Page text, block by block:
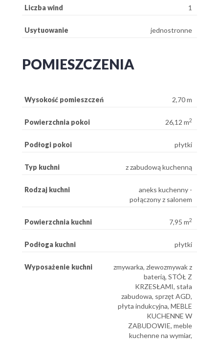
Liczba wind 1
Usytuowanie jednostronne
POMIESZCZENIA
Wysokość pomieszczeń 2,70 m
Powierzchnia pokoi 26,12 m2
Podłogi pokoi płytki
Typ kuchni z zabudową kuchenną
Rodzaj kuchni
aneks kuchenny -
połączony z salonem
Powierzchnia kuchni 7,95 m2
Podłoga kuchni płytki
Wyposażenie kuchni
zmywarka, zlewozmywak z
baterią, STÓŁ Z
KRZESŁAMI, stała
zabudowa, sprzęt AGD,
płyta indukcyjna, MEBLE
KUCHENNE W
ZABUDOWIE, meble
kuchenne na wymiar,